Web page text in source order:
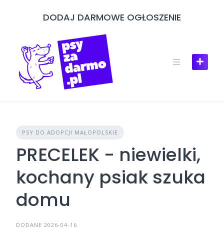
DODAJ DARMOWE OGŁOSZENIE
PSY DO ADOPCJI MAŁOPOLSKIE
PRECELEK - niewielki,
kochany psiak szuka
domu
DODANE 2026-04-16